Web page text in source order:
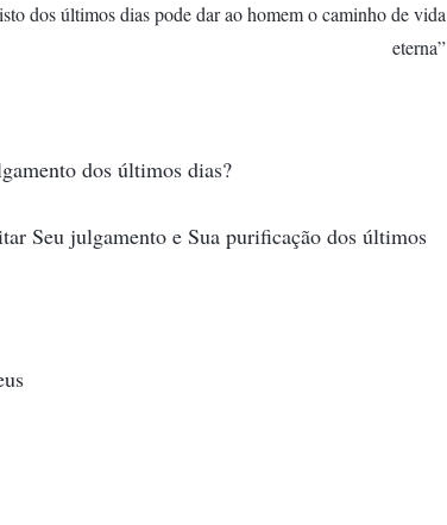
dos últimos dias pode dar ao homem o caminho de vida
eterna”
dos últimos dias?
Seu julgamento e Sua purificação dos últimos